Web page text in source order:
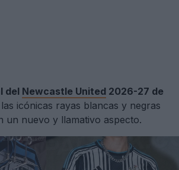
del Newcastle United 2026-27 de
icónicas rayas blancas y negras
un nuevo y llamativo aspecto.